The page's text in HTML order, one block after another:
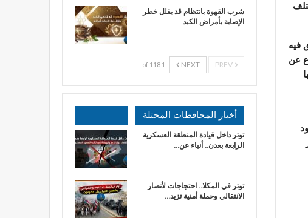
فيه
عن
شرب القهوة بانتظام قد يقلل خطر
الإصابة بأمراض الكبد
NEXT
1 of 118
أخبار المحافظات المحتلة
توتر داخل قيادة المنطقة العسكرية
الرابعة بعدن.. أنباء عن…
توتر في المكلا.. احتجاجات لأنصار
الانتقالي وحملة أمنية تزيد…